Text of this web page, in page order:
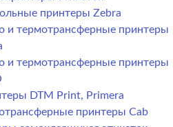
принтеры Zebra
и термотрансферные принтеры
и термотрансферные принтеры
DTM Print, Primera
принтеры Cab